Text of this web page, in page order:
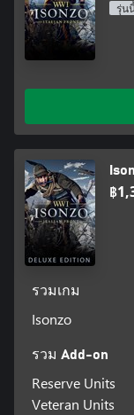
รุ่น
฿
รวมเกม
Isonzo
รวม Add-on
Reserve Units
Veteran Units